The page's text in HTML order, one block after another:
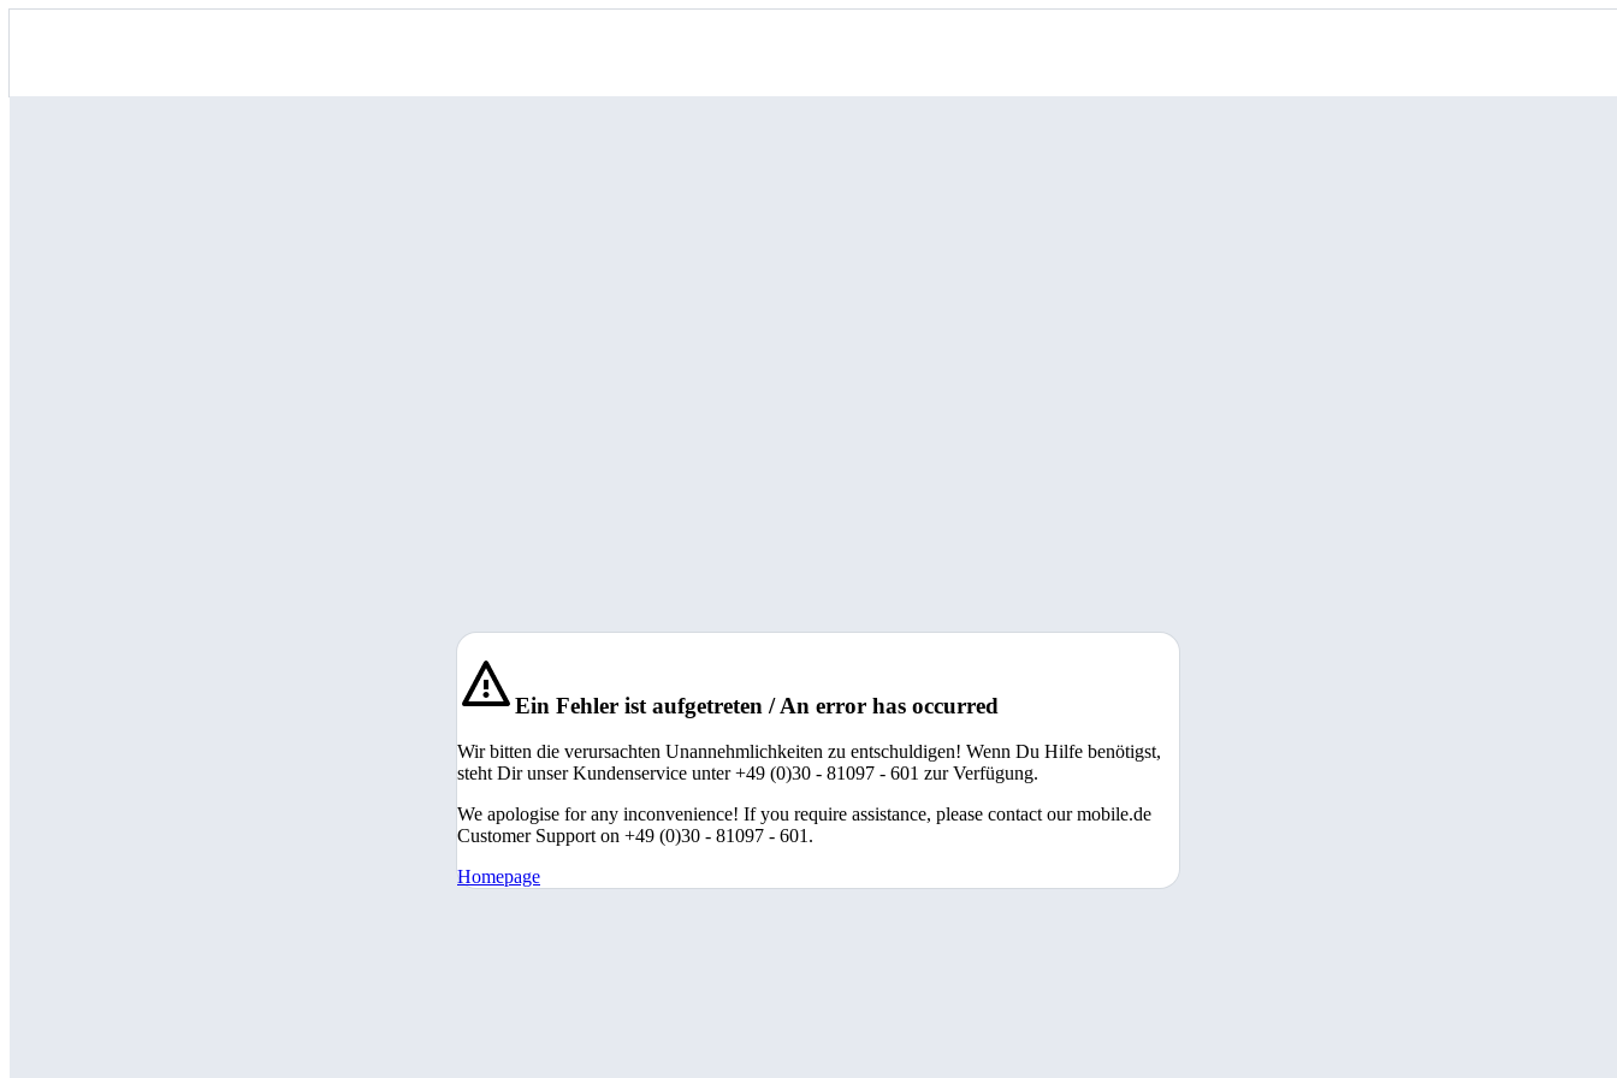
Ein Fehler ist aufgetreten / An error has occurred
Wir bitten die verursachten Unannehmlichkeiten zu entschuldigen! Wenn Du Hilfe benötigst,
steht Dir unser Kundenservice unter +49 (0)30 - 81097 - 601 zur Verfügung.
We apologise for any inconvenience! If you require assistance, please contact our mobile.de
Customer Support on +49 (0)30 - 81097 - 601.
Homepage